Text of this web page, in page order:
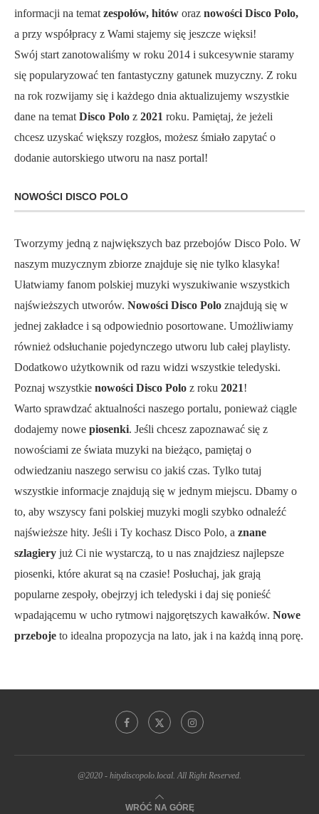
informacji na tematzespołów, hitów oraz nowości Disco Polo,
a przy współpracy z Wami stajemy się jeszcze więksi!
Swój start zanotowaliśmy w roku 2014 i sukcesywnie staramy
się popularyzować ten fantastyczny gatunek muzyczny. Z roku
na rok rozwijamy się i każdego dnia aktualizujemy wszystkie
dane na tematDisco Polo z 2021 roku. Pamiętaj, że jeżeli
chcesz uzyskać większy rozgłos, możesz śmiało zapytać o
dodanie autorskiego utworu na nasz portal!
NOWOŚCI DISCO POLO
Tworzymy jedną z największych baz przebojów Disco Polo. W
naszym muzycznym zbiorze znajduje się nie tylko klasyka!
Ułatwiamy fanom polskiej muzyki wyszukiwanie wszystkich
najświeższych utworów. Nowości Disco Polo znajdują się w
jednej zakładce i są odpowiednio posortowane. Umożliwiamy
również odsłuchanie pojedynczego utworu lub całej playlisty.
Dodatkowo użytkownik od razu widzi wszystkie teledyski.
Poznaj wszystkie nowości Disco Polo z roku 2021!
Warto sprawdzać aktualności naszego portalu, ponieważ ciągle
dodajemy nowe piosenki. Jeśli chcesz zapoznawać się z
nowościami ze świata muzyki na bieżąco, pamiętaj o
odwiedzaniu naszego serwisu co jakiś czas. Tylko tutaj
wszystkie informacje znajdują się w jednym miejscu. Dbamy o
to, aby wszyscy fani polskiej muzyki mogli szybko odnaleźć
najświeższe hity. Jeśli i Ty kochasz Disco Polo, a znane
szlagiery już Ci nie wystarczą, to u nas znajdziesz najlepsze
piosenki, które akurat są na czasie! Posłuchaj, jak grają
popularne zespoły, obejrzyj ich teledyski i daj się ponieść
wpadającemu w ucho rytmowi najgorętszych kawałków. Nowe
przeboje to idealna propozycja na lato, jak i na każdą inną porę.
@2020 - hitydiscopolo.local. All Right Reserved.
WRÓĆ NA GÓRĘ